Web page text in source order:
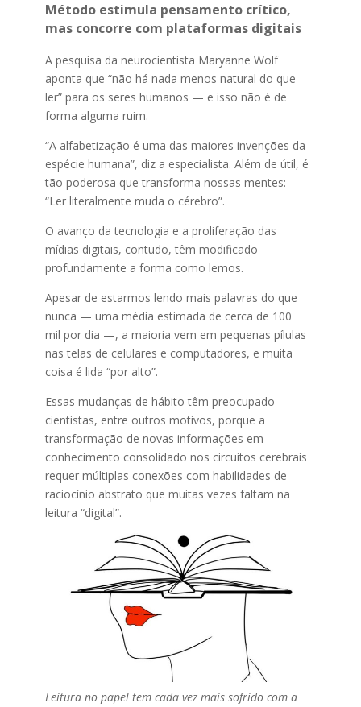
Método estimula pensamento crítico,
mas concorre com plataformas digitais
A pesquisa da neurocientista Maryanne Wolf
aponta que “não há nada menos natural do que
ler” para os seres humanos — e isso não é de
forma alguma ruim.
“A alfabetização é uma das maiores invenções da
espécie humana”, diz a especialista. Além de útil, é
tão poderosa que transforma nossas mentes:
“Ler literalmente muda o cérebro”.
O avanço da tecnologia e a proliferação das
mídias digitais, contudo, têm modificado
profundamente a forma como lemos.
Apesar de estarmos lendo mais palavras do que
nunca — uma média estimada de cerca de 100
mil por dia —, a maioria vem em pequenas pílulas
nas telas de celulares e computadores, e muita
coisa é lida “por alto”.
Essas mudanças de hábito têm preocupado
cientistas, entre outros motivos, porque a
transformação de novas informações em
conhecimento consolidado nos circuitos cerebrais
requer múltiplas conexões com habilidades de
raciocínio abstrato que muitas vezes faltam na
leitura “digital”.
Leitura no papel tem cada vez mais sofrido com a